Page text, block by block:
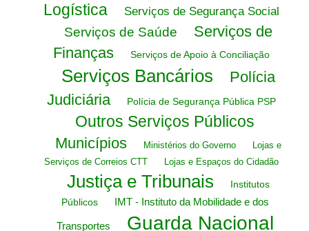
Logística
Serviços de Segurança Social
Serviços de Saúde
Serviços de
Finanças
Serviços de Apoio à Conciliação
Serviços Bancários
Polícia
Judiciária
Polícia de Segurança Pública PSP
Outros Serviços Públicos
Municípios Ministérios do Governo
Lojas e
Serviços de Correios CTT
Lojas e Espaços do Cidadão
Justiça e Tribunais
Institutos
Públicos
IMT - Instituto da Mobilidade e dos
Transportes Guarda Nacional